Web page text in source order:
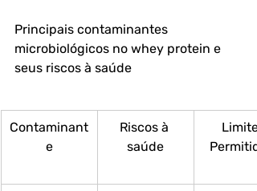
Principais contaminantes
microbiológicos no whey protein e
seus riscos à saúde
Contaminant
e
Riscos à
saúde
Limite